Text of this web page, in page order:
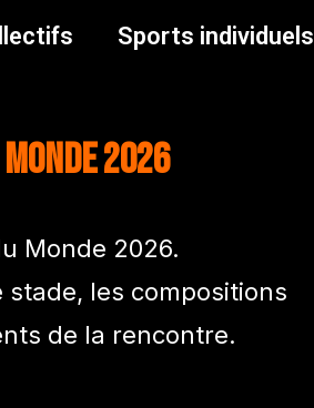
Sports individuels
2026
Monde 2026.
stade, les compositions
de la rencontre.